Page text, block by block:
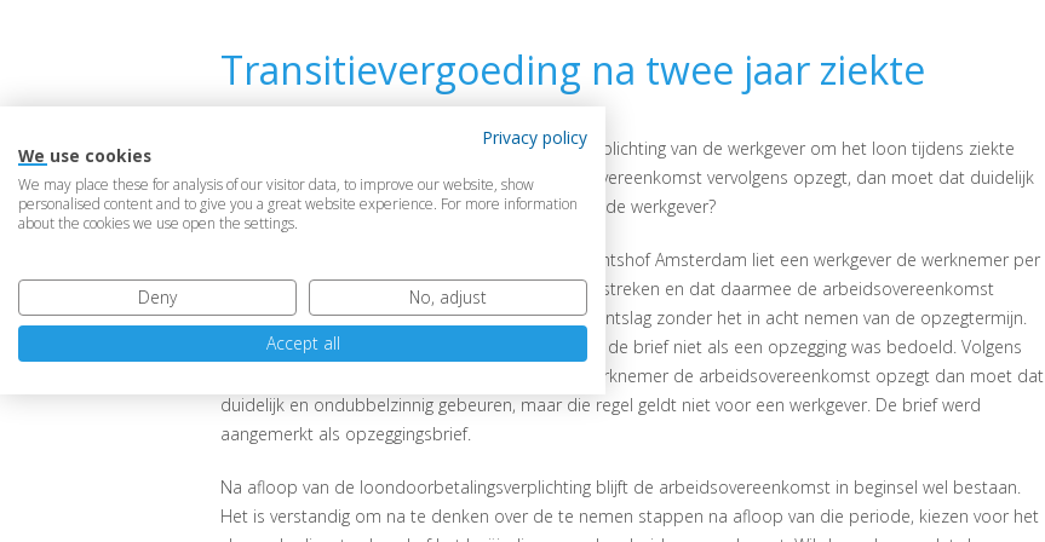
Transitievergoeding na twee jaar ziekte
Transitievergoeding na twee jaar ziekte
Na afloop van twee jaar eindigt in de regel de verplichting van de werkgever om het loon tijdens ziekte
door te betalen. Als een werknemer de arbeidsovereenkomst vervolgens opzegt, dan moet dat duidelijk
en ondubbelzinnig gebeuren. Geldt dat ook voor de werkgever?
door het gerechtshof Amsterdam liet een werkgever de werknemer per
brief weten dat de periode van twee jaar was verstreken en dat daarmee de arbeidsovereenkomst
eindigde. De werknemer merkte dit aan als een ontslag zonder het in acht nemen van de opzegtermijn.
De werkgever verdedigde zich met de stelling dat de brief niet als een opzegging was bedoeld. Volgens
het hof hield deze stelling geen stand. Als een werknemer de arbeidsovereenkomst opzegt dan moet dat
duidelijk en ondubbelzinnig gebeuren, maar die regel geldt niet voor een werkgever. De brief werd
aangemerkt als opzeggingsbrief.
Na afloop van de loondoorbetalingsverplichting blijft de arbeidsovereenkomst in beginsel wel bestaan.
Het is verstandig om na te denken over de te nemen stappen na afloop van die periode, kiezen voor het
Privacy policy
We use cookies
We may place these for analysis of our visitor data, to improve our website, show
personalised content and to give you a great website experience. For more information
about the cookies we use open the settings.
Deny
No, adjust
Accept all